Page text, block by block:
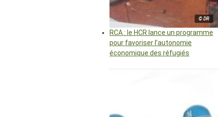
© DR
RCA : le HCR lance un programme
pour favoriser l’autonomie
économique des réfugiés